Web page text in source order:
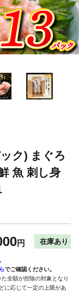
ク) まぐろ
魚 刺し身
円 在庫あり
でご確認ください。
全額が控除の対象となり
に応じて一定の上限があ